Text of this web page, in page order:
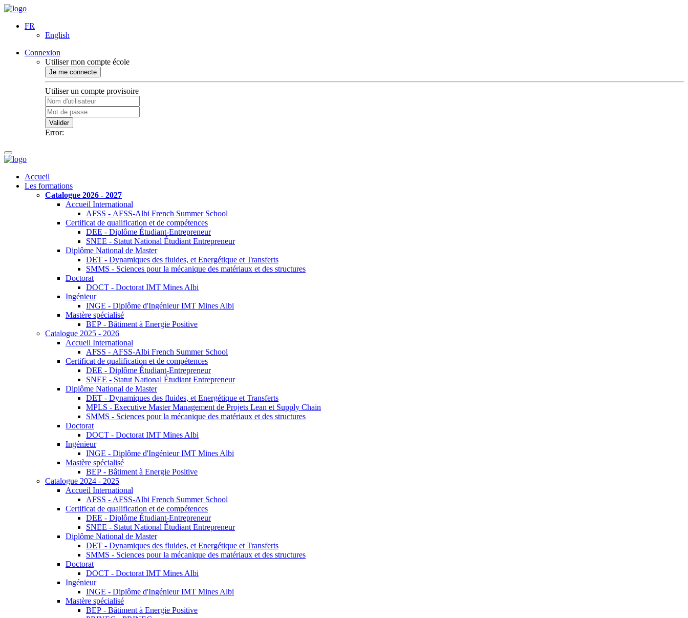
FR
English
Connexion
Utiliser mon compte école
Je me connecte
Utiliser un compte provisoire
Valider
Error:
Accueil
Les formations
Catalogue 2026 - 2027
Accueil International
AFSS - AFSS-Albi French Summer School
Certificat de qualification et de compétences
DEE - Diplôme Étudiant-Entrepreneur
SNEE - Statut National Étudiant Entrepreneur
Diplôme National de Master
DET - Dynamiques des fluides, et Energétique et Transferts
SMMS - Sciences pour la mécanique des matériaux et des structures
Doctorat
DOCT - Doctorat IMT Mines Albi
Ingénieur
INGE - Diplôme d'Ingénieur IMT Mines Albi
Mastère spécialisé
BEP - Bâtiment à Energie Positive
Catalogue 2025 - 2026
Accueil International
AFSS - AFSS-Albi French Summer School
Certificat de qualification et de compétences
DEE - Diplôme Étudiant-Entrepreneur
SNEE - Statut National Étudiant Entrepreneur
Diplôme National de Master
DET - Dynamiques des fluides, et Energétique et Transferts
MPLS - Executive Master Management de Projets Lean et Supply Chain
SMMS - Sciences pour la mécanique des matériaux et des structures
Doctorat
DOCT - Doctorat IMT Mines Albi
Ingénieur
INGE - Diplôme d'Ingénieur IMT Mines Albi
Mastère spécialisé
BEP - Bâtiment à Energie Positive
Catalogue 2024 - 2025
Accueil International
AFSS - AFSS-Albi French Summer School
Certificat de qualification et de compétences
DEE - Diplôme Étudiant-Entrepreneur
SNEE - Statut National Étudiant Entrepreneur
Diplôme National de Master
DET - Dynamiques des fluides, et Energétique et Transferts
SMMS - Sciences pour la mécanique des matériaux et des structures
Doctorat
DOCT - Doctorat IMT Mines Albi
Ingénieur
INGE - Diplôme d'Ingénieur IMT Mines Albi
Mastère spécialisé
BEP - Bâtiment à Energie Positive